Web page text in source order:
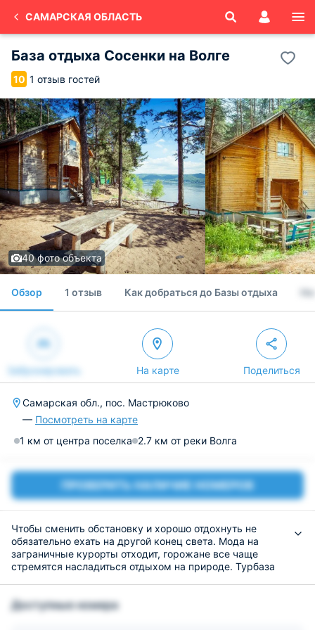
САМАРСКАЯ ОБЛАСТЬ
База отдыха Сосенки на Волге
10 1 отзыв гостей
40 фото объекта
Обзор 1 отзыв Как добраться до Базы отдыха
Забронировать На карте Поделиться
Самарская обл., пос. Мастрюково
— Посмотреть на карте
1 км от центра поселка 2.7 км от реки Волга
ПРОВЕРИТЬ НАЛИЧИЕ НОМЕРОВ
Чтобы сменить обстановку и хорошо отдохнуть не
обязательно ехать на другой конец света. Мода на
заграничные курорты отходит, горожане все чаще
стремятся насладиться отдыхом на природе. Турбаза
удалённостью промышленных центров Самары и
Доступные номера